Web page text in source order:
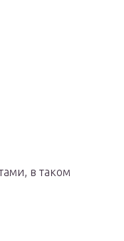
в таком